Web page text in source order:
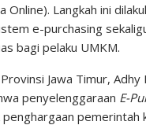
Online). Langkah ini
e-purchasing
bagi pelaku UMKM.
Jawa Timur, Adhy
penyelenggaraan E-
pemerintah